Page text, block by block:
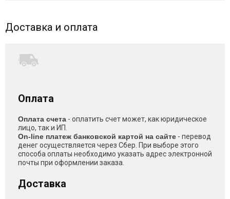
Доставка и оплата
Оплата
Оплата счета - оплатить счет может, как юридическое
лицо, так и ИП.
On-line платеж банковской картой на сайте - перевод
денег осуществляется через Сбер. При выборе этого
способа оплаты необходимо указать адрес электронной
почты при оформлении заказа.
Доставка